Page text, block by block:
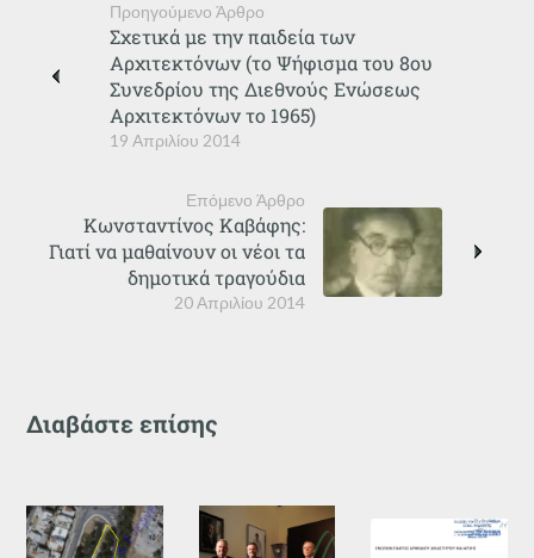
Προηγούμενο Άρθρο
19 Απριλίου 2014
Σχετικά με την παιδεία των
Αρχιτεκτόνων (το Ψήφισμα του 8ου
Συνεδρίου της Διεθνούς Ενώσεως
Αρχιτεκτόνων το 1965)
Επόμενο Άρθρο
20 Απριλίου 2014
Κωνσταντίνος Καβάφης:
Γιατί να μαθαίνουν οι νέοι τα
δημοτικά τραγούδια
Διαβάστε επίσης